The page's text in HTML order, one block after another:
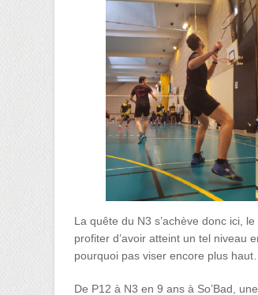
La quête du N3 s’achève donc ici,
profiter d’avoir atteint un tel niveau
pourquoi pas viser encore plus
De P12 à N3 en 9 ans à So’Bad,